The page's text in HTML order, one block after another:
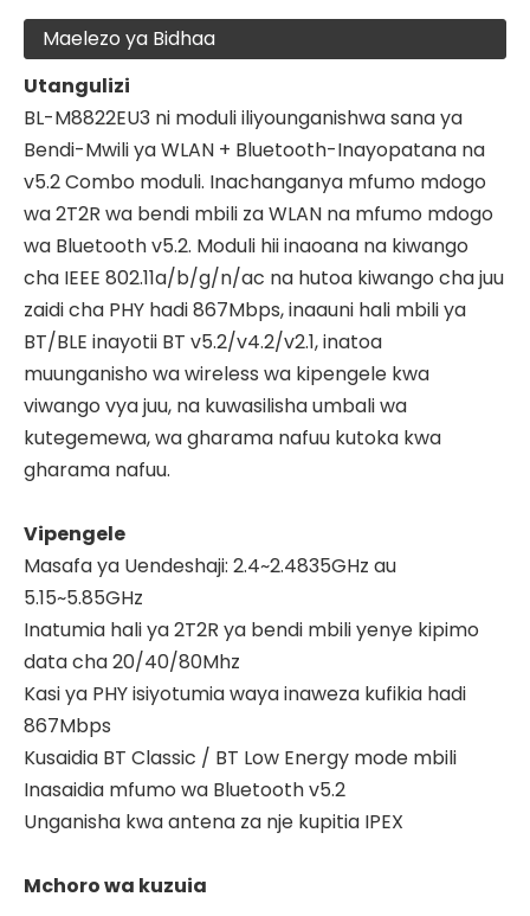
Maelezo ya Bidhaa
Utangulizi
BL-M8822EU3 ni moduli iliyounganishwa sana ya
Bendi-Mwili ya WLAN + Bluetooth-Inayopatana na
v5.2 Combo moduli. Inachanganya mfumo mdogo
wa 2T2R wa bendi mbili za WLAN na mfumo mdogo
wa Bluetooth v5.2. Moduli hii inaoana na kiwango
cha IEEE 802.11a/b/g/n/ac na hutoa kiwango cha juu
zaidi cha PHY hadi 867Mbps, inaauni hali mbili ya
BT/BLE inayotii BT v5.2/v4.2/v2.1, inatoa
muunganisho wa wireless wa kipengele kwa
viwango vya juu, na kuwasilisha umbali wa
kutegemewa, wa gharama nafuu kutoka kwa
gharama nafuu.
Vipengele
Masafa ya Uendeshaji: 2.4~2.4835GHz au
5.15~5.85GHz
Inatumia hali ya 2T2R ya bendi mbili yenye kipimo
data cha 20/40/80Mhz
Kasi ya PHY isiyotumia waya inaweza kufikia hadi
867Mbps
Kusaidia BT Classic / BT Low Energy mode mbili
Inasaidia mfumo wa Bluetooth v5.2
Unganisha kwa antena za nje kupitia IPEX
Mchoro wa kuzuia